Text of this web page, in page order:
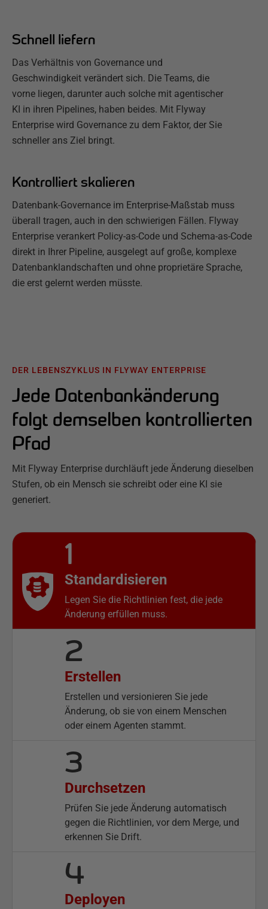
Schnell liefern
Das Verhältnis von Governance und
Geschwindigkeit verändert sich. Die Teams, die
vorne liegen, darunter auch solche mit agentischer
KI in ihren Pipelines, haben beides. Mit Flyway
Enterprise wird Governance zu dem Faktor, der Sie
schneller ans Ziel bringt.
Kontrolliert skalieren
Datenbank-Governance im Enterprise-Maßstab muss
überall tragen, auch in den schwierigen Fällen. Flyway
Enterprise verankert Policy-as-Code und Schema-as-Code
direkt in Ihrer Pipeline, ausgelegt auf große, komplexe
Datenbanklandschaften und ohne proprietäre Sprache,
die erst gelernt werden müsste.
DER LEBENSZYKLUS IN FLYWAY ENTERPRISE
Jede Datenbankänderung
folgt demselben kontrollierten
Pfad
Mit Flyway Enterprise durchläuft jede Änderung dieselben
Stufen, ob ein Mensch sie schreibt oder eine KI sie
generiert.
1
Standardisieren
Legen Sie die Richtlinien fest, die jede
Änderung erfüllen muss.
2
Erstellen
Erstellen und versionieren Sie jede
Änderung, ob sie von einem Menschen
oder einem Agenten stammt.
3
Durchsetzen
Prüfen Sie jede Änderung automatisch
gegen die Richtlinien, vor dem Merge, und
erkennen Sie Drift.
4
Deployen